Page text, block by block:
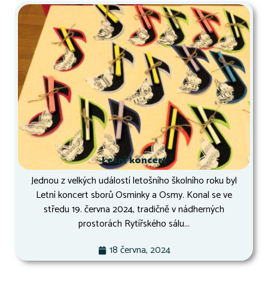
Letní koncert
Jednou z velkých událostí letošního školního roku byl
Letní koncert sborů Osminky a Osmy. Konal se ve
středu 19. června 2024, tradičně v nádherných
prostorách Rytířského sálu...
18 června, 2024